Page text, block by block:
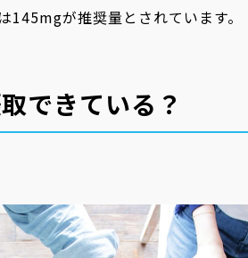
が推奨量とされています。
できている？